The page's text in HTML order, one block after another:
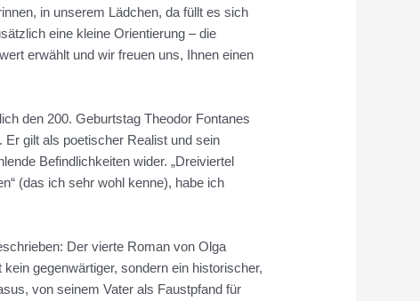
in unserem Lädchen, da füllt es sich
eine kleine Orientierung – die
erwählt und wir freuen uns, Ihnen einen
den 200. Geburtstag Theodor Fontanes
gilt als poetischer Realist und sein
Befindlichkeiten wider. „Dreiviertel
(das ich sehr wohl kenne), habe ich
Der vierte Roman von Olga
gegenwärtiger, sondern ein historischer,
von seinem Vater als Faustpfand für